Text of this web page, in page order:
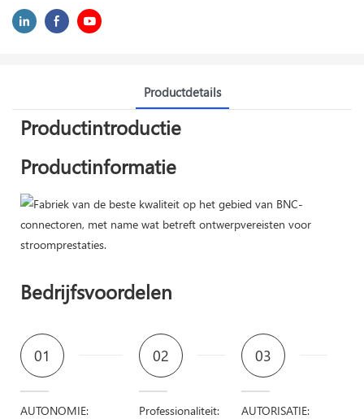
Productdetails
Productintroductie
Productinformatie
Bedrijfsvoordelen
01
AUTONOMIE:
02
Professionaliteit:
03
AUTORISATIE: